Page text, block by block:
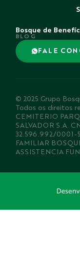
Bosque de
BLOG
FALE
© 2025 Grupo
Todos os direitos
CEMITERIO
SALVADOR S.A.
32.596.992/0001-
FAMILIAR
ASSISTENCIA